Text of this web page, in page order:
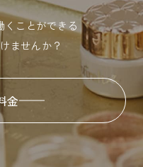
くことができる
ませんか？
金